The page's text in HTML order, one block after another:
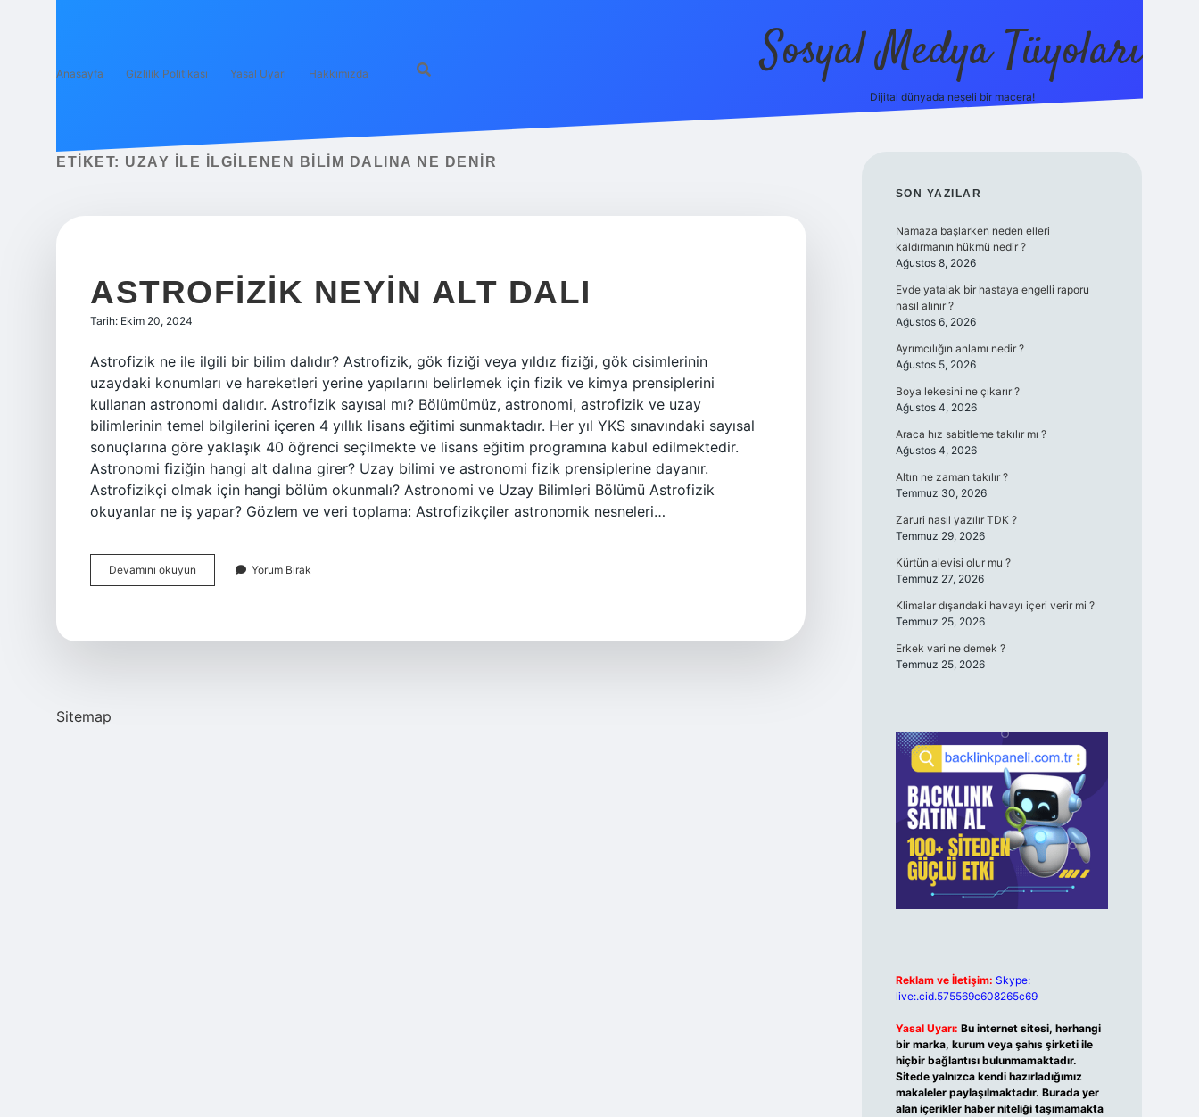
Anasayfa Gizlilik Politikası Yasal Uyarı Hakkımızda Sosyal Medya Tüyoları
Dijital dünyada neşeli bir macera!
ETIKET: UZAY ILE ILGILENEN BILIM DALINA NE DENIR
ASTROFIZIK NEYIN ALT DALI
Tarih: Ekim 20, 2024
Astrofizik ne ile ilgili bir bilim dalıdır? Astrofizik, gök fiziği veya yıldız fiziği, gök cisimlerinin
uzaydaki konumları ve hareketleri yerine yapılarını belirlemek için fizik ve kimya prensiplerini
kullanan astronomi dalıdır. Astrofizik sayısal mı? Bölümümüz, astronomi, astrofizik ve uzay
bilimlerinin temel bilgilerini içeren 4 yıllık lisans eğitimi sunmaktadır. Her yıl YKS sınavındaki sayısal
sonuçlarına göre yaklaşık 40 öğrenci seçilmekte ve lisans eğitim programına kabul edilmektedir.
Astronomi fiziğin hangi alt dalına girer? Uzay bilimi ve astronomi fizik prensiplerine dayanır.
Astrofizikçi olmak için hangi bölüm okunmalı? Astronomi ve Uzay Bilimleri Bölümü Astrofizik
okuyanlar ne iş yapar? Gözlem ve veri toplama: Astrofizikçiler astronomik nesneleri…
Devamını okuyun Astrofizik
Neyin
Yorum Bırak
Sitemap
SIDEBAR
SON YAZILAR
Namaza başlarken neden elleri
kaldırmanın hükmü nedir ?
Ağustos 8, 2026
Evde yatalak bir hastaya engelli raporu
nasıl alınır ?
Ağustos 6, 2026
Ayrımcılığın anlamı nedir ?
Ağustos 5, 2026
Boya lekesini ne çıkarır ?
Ağustos 4, 2026
Araca hız sabitleme takılır mı ?
Ağustos 4, 2026
Altın ne zaman takılır ?
Temmuz 30, 2026
Zaruri nasıl yazılır TDK ?
Temmuz 29, 2026
Kürtün alevisi olur mu ?
Temmuz 27, 2026
Klimalar dışarıdaki havayı içeri verir mi ?
Temmuz 25, 2026
Erkek vari ne demek ?
Temmuz 25, 2026
Reklam ve İletişim: Skype:
live:.cid.575569c608265c69
Yasal Uyarı: Bu internet sitesi, herhangi
bir marka, kurum veya şahıs şirketi ile
hiçbir bağlantısı bulunmamaktadır.
Sitede yalnızca kendi hazırladığımız
makaleler paylaşılmaktadır. Burada yer
alan içerikler haber niteliği taşımamakta